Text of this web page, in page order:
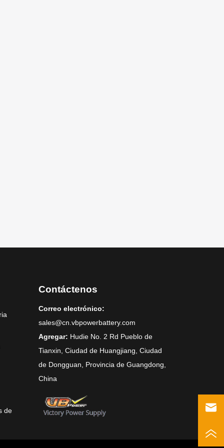
de
Contáctenos
Correo electrónico:
sales@cn.vbpowerbattery.com
Agregar: Hudie No. 2 Rd Pueblo de
Tianxin, Ciudad de Huangjiang, Ciudad
de Dongguan, Provincia de Guangdong,
China